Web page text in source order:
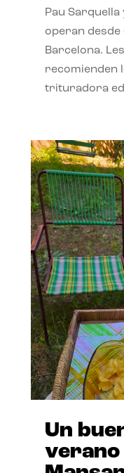
Pau
operan
Barcelona.
recomienden
trituradora
Un